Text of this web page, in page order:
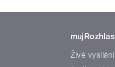
mujRozhlas
Živé vysílání